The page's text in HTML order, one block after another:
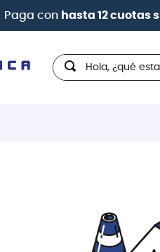
Paga con hasta 12 cuotas
Hola, ¿qué estas